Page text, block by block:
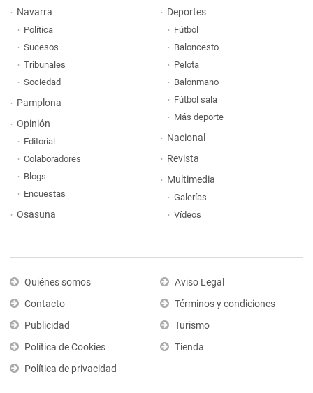
Navarra
Política
Sucesos
Tribunales
Sociedad
Pamplona
Opinión
Editorial
Colaboradores
Blogs
Encuestas
Osasuna
Deportes
Fútbol
Baloncesto
Pelota
Balonmano
Fútbol sala
Más deporte
Nacional
Revista
Multimedia
Galerías
Vídeos
Quiénes somos
Contacto
Publicidad
Política de Cookies
Política de privacidad
Aviso Legal
Términos y condiciones
Turismo
Tienda